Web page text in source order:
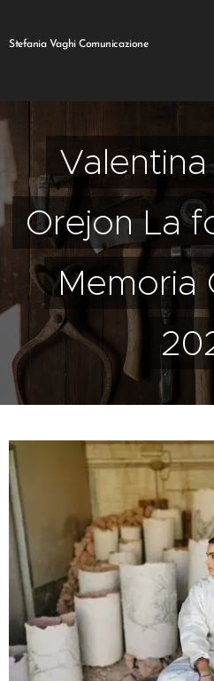
Stefania Vaghi Comunicazione
Orejon La
Memoria